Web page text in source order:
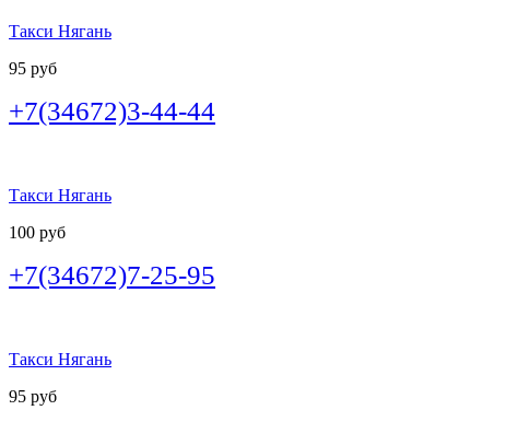
Такси Нягань
95 руб
+7(34672)3-44-44
Такси Нягань
100 руб
+7(34672)7-25-95
Такси Нягань
95 руб